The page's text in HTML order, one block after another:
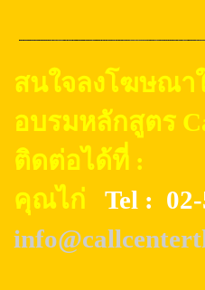
สนใจลงโฆษณา
อบรมหลักสูตร
ติดต่อได้ที่ :
คุณไก่ Tel : 02-